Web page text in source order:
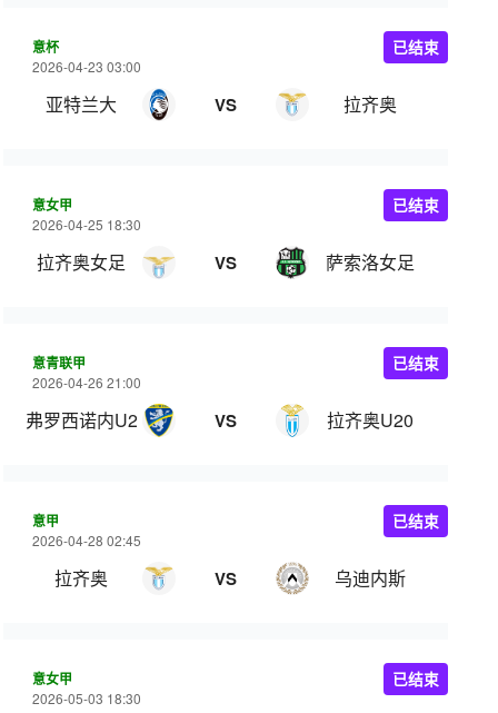
意杯
2026-04-23 03:00
亚特兰大 VS 拉齐奥
已结束
意女甲
2026-04-25 18:30
拉齐奥女足 VS 萨索洛女足
已结束
意青联甲
2026-04-26 21:00
弗罗西诺内U20 VS 拉齐奥U20
已结束
意甲
2026-04-28 02:45
拉齐奥 VS 乌迪内斯
已结束
意女甲
2026-05-03 18:30
已结束